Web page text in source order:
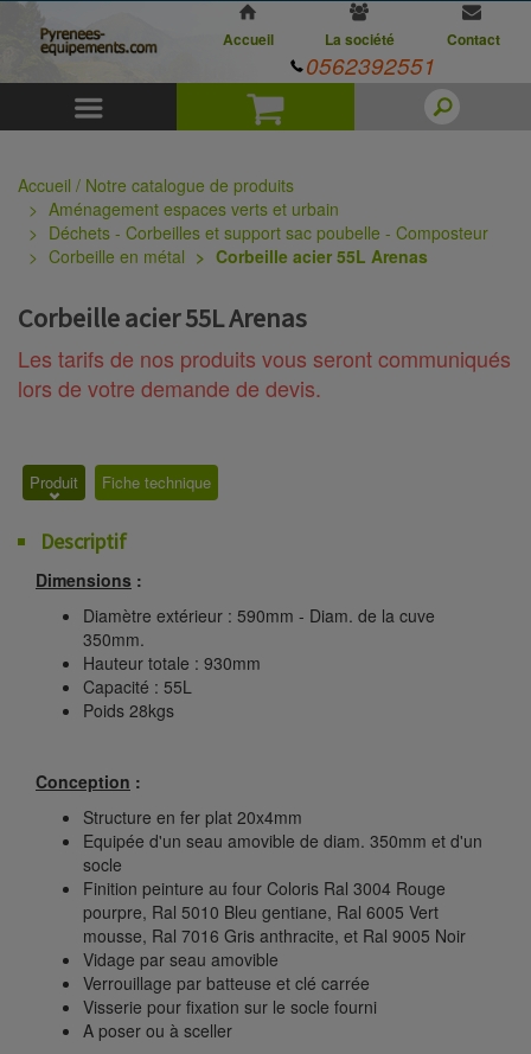
Panier
Accueil La société Contact
0562392551
Accueil / Notre catalogue de produits
Aménagement espaces verts et urbain
Déchets - Corbeilles et support sac poubelle - Composteur
Corbeille en métal
Corbeille acier 55L Arenas
Corbeille acier 55L Arenas
Les tarifs de nos produits vous seront communiqués
lors de votre demande de devis.
Produit Fiche technique
Descriptif
Dimensions :
Diamètre extérieur : 590mm - Diam. de la cuve
350mm.
Hauteur totale : 930mm
Capacité : 55L
Poids 28kgs
Conception :
Structure en fer plat 20x4mm
Equipée d'un seau amovible de diam. 350mm et d'un
socle
Finition peinture au four Coloris Ral 3004 Rouge
pourpre, Ral 5010 Bleu gentiane, Ral 6005 Vert
mousse, Ral 7016 Gris anthracite, et Ral 9005 Noir
Vidage par seau amovible
Verrouillage par batteuse et clé carrée
Visserie pour fixation sur le socle fourni
A poser ou à sceller